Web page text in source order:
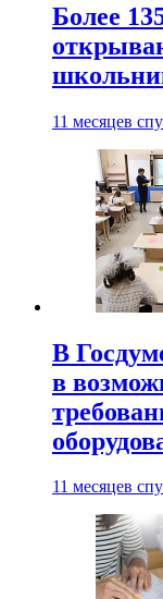
Более
11 месяцев
В
в
11 месяцев